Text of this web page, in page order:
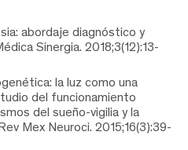
abordaje diagnóstico y
Sinergia. 2018;3(12):13-
la luz como una
del funcionamiento
del sueño-vigilia y la
Mex Neuroci. 2015;16(3):39-